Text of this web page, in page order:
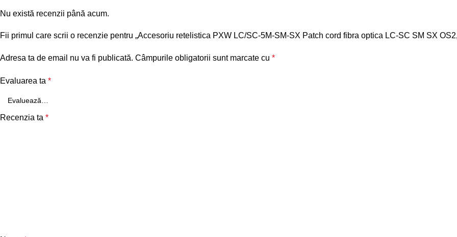
Nu există recenzii până acum.
Fii primul care scrii o recenzie pentru „Accesoriu retelistica PXW LC/SC-5M-SM-SX Patch cord fibra optica LC-SC SM SX
Adresa ta de email nu va fi publicată. Câmpurile obligatorii sunt marcate cu *
Evaluarea ta *
Recenzia ta *